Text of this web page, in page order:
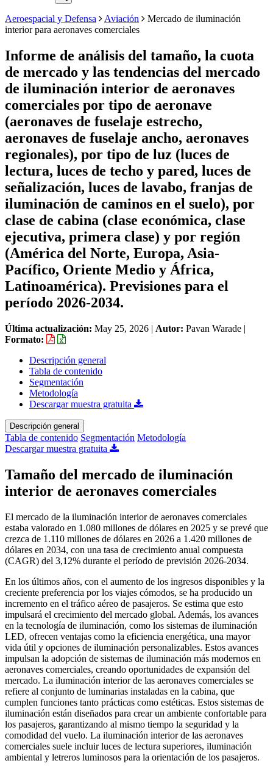
Aeroespacial y Defensa Aviación
Mercado de iluminación
interior para aeronaves comerciales
Informe de análisis del tamaño, la cuota
de mercado y las tendencias del mercado
de iluminación interior de aeronaves
comerciales por tipo de aeronave
(aeronaves de fuselaje estrecho,
aeronaves de fuselaje ancho, aeronaves
regionales), por tipo de luz (luces de
lectura, luces de techo y pared, luces de
señalización, luces de lavabo, franjas de
iluminación de caminos en el suelo), por
clase de cabina (clase económica, clase
ejecutiva, primera clase) y por región
(América del Norte, Europa, Asia-
Pacífico, Oriente Medio y África,
Latinoamérica). Previsiones para el
período 2026-2034.
Última actualización: May 25, 2026 | Autor: Pavan Warade |
Formato:
Descripción general
Tabla de contenido
Segmentación
Metodología
Descargar muestra gratuita
Descripción general
Tabla de contenido Segmentación Metodología
Descargar muestra gratuita
Tamaño del mercado de iluminación
interior de aeronaves comerciales
El mercado de la iluminación interior de aeronaves comerciales
estaba valorado en 1.080 millones de dólares en 2025 y se prevé que
crezca de 1.110 millones de dólares en 2026 a 1.420 millones de
dólares en 2034, con una tasa de crecimiento anual compuesta
(CAGR) del 3,12% durante el período de previsión 2026-2034.
En los últimos años, con el aumento de los ingresos disponibles y la
creciente preferencia por los viajes cómodos, se ha producido un
incremento en el tráfico aéreo de pasajeros. Se estima que esto
impulsará el crecimiento del mercado global. Además, los avances
en la tecnología de iluminación, como los sistemas de iluminación
LED, ofrecen ventajas como la eficiencia energética, una mayor
vida útil y opciones de iluminación personalizables. Estos avances
impulsan la adopción de sistemas de iluminación más modernos en
aeronaves comerciales, creando oportunidades de expansión del
mercado. La iluminación interior de las aeronaves comerciales se
refiere al conjunto de luminarias instaladas en la cabina, que
cumplen funciones tanto prácticas como estéticas. Estos sistemas de
iluminación están diseñados para crear un ambiente confortable para
los pasajeros, garantizando al mismo tiempo la seguridad y la
comodidad del vuelo. La iluminación interior de las aeronaves
comerciales suele incluir luces de lectura superiores, iluminación
ambiental y letreros luminosos para la orientación de los pasajeros.